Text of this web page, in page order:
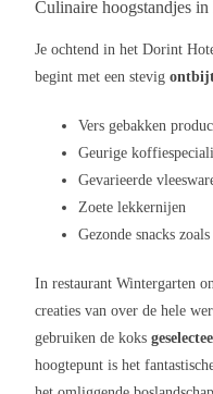
Culinaire hoogstandjes
Je ochtend in het Dorint
begint met een stevig
Vers gebakken
Geurige
Gevarieerde
Zoete lekkernijen
Gezonde snacks
In restaurant Wintergarten
creaties van over de hele
gebruiken de koks
hoogtepunt is het